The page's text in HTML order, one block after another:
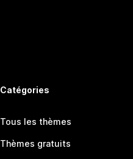
Catégories
Tous les thèmes
Thèmes gratuits